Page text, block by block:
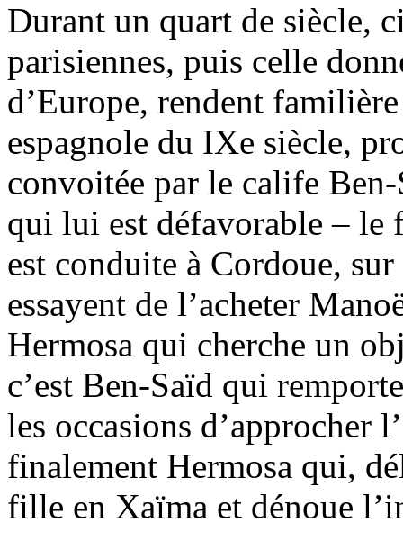
Durant un quart de siècle,
parisiennes, puis celle
d’Europe, rendent
espagnole du IXe siècle,
convoitée par le calife
qui lui est défavorable – le
est conduite à Cordoue,
essayent de l’acheter
Hermosa qui cherche un
c’est Ben-Saïd qui
les occasions d’approcher
finalement Hermosa qui,
fille en Xaïma et dénoue